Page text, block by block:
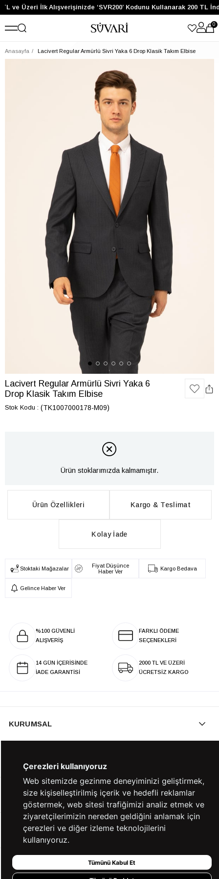
ve Üzeri İlk Alışverişinizde ‘SVR200’ Kodunu Kullanarak 200 TL
0
Anasayfa Lacivert Regular Armürlü Sivri Yaka 6 Drop Klasik Takım Elbise
Lacivert Regular Armürlü Sivri Yaka 6
Drop Klasik Takım Elbise
Stok Kodu (TK1007000178-M09)
Ürün stoklarımızda kalmamıştır.
Ürün Özellikleri Kargo & Teslimat
Kolay İade
Stoktaki Mağazalar
Fiyat Düşünce
Haber Ver
Kargo Bedava
Gelince Haber Ver
%100 GÜVENLİ
ALIŞVERİŞ
FARKLI ÖDEME
SEÇENEKLERİ
14 GÜN İÇERİSİNDE
İADE GARANTİSİ
2000 TL VE ÜZERİ
ÜCRETSİZ KARGO
KURUMSAL
YARDIM
BİZE ULAŞIN
HIZLI ERİŞİM
Çerezleri kullanıyoruz
Web sitemizde gezinme deneyiminizi geliştirmek,
size kişiselleştirilmiş içerik ve hedefli reklamlar
göstermek, web sitesi trafiğimizi analiz etmek ve
ziyaretçilerimizin nereden geldiğini anlamak için
çerezleri ve diğer izleme teknolojilerini
kullanıyoruz.
Tümünü Kabul Et